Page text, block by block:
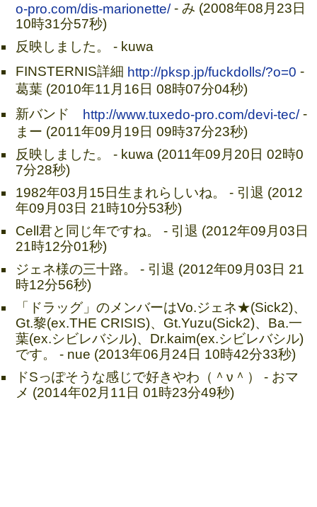
o-pro.com/dis-marionette/- み (2008年08月23日
10時31分57秒)
反映しました。 - kuwa
FINSTERNIS詳細 http://pksp.jp/fuckdolls/?o=0 -
葛葉 (2010年11月16日 08時07分04秒)
新バンド http://www.tuxedo-pro.com/devi-tec/-
まー (2011年09月19日 09時37分23秒)
反映しました。 - kuwa (2011年09月20日 02時0
7分28秒)
1982年03月15日生まれらしいね。 - 引退 (2012
年09月03日 21時10分53秒)
Cell君と同じ年ですね。 - 引退 (2012年09月03日
21時12分01秒)
ジェネ様の三十路。 - 引退 (2012年09月03日 21
時12分56秒)
「ドラッグ」のメンバーはVo.ジェネ★(Sick2)、
Gt.黎(ex.THE CRISIS)、Gt.Yuzu(Sick2)、Ba.一
葉(ex.シビレバシル)、Dr.kaim(ex.シビレバシル)
です。 - nue (2013年06月24日 10時42分33秒)
ドSっぽそうな感じで好きやわ（＾ν＾） - おマ
メ (2014年02月11日 01時23分49秒)